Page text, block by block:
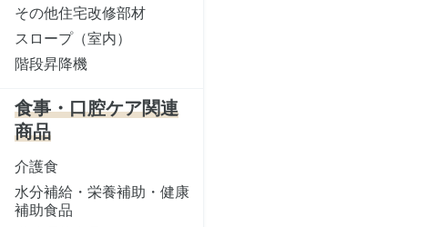
その他住宅改修部材
スロープ（室内）
階段昇降機
食事・口腔ケア関連
商品
介護食
水分補給・栄養補助・健康
補助食品